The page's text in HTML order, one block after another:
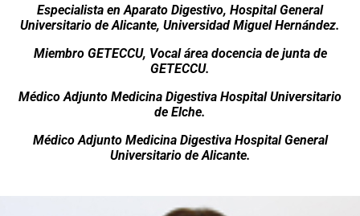
Especialista en Aparato Digestivo, Hospital General
Universitario de Alicante, Universidad Miguel Hernández.
Miembro GETECCU, Vocal área docencia de junta de
GETECCU.
Médico Adjunto Medicina Digestiva Hospital Universitario
de Elche.
Médico Adjunto Medicina Digestiva Hospital General
Universitario de Alicante.